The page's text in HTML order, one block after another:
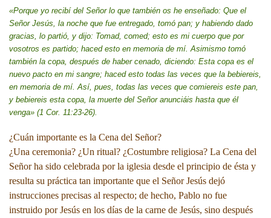
«Porque yo recibí del Señor lo que también os he enseñado: Que el
Señor Jesús, la noche que fue entregado, tomó pan; y habiendo dado
gracias, lo partió, y dijo: Tomad, comed; esto es mi cuerpo que por
vosotros es partido; haced esto en memoria de mí. Asimismo tomó
también la copa, después de haber cenado, diciendo: Esta copa es el
nuevo pacto en mi sangre; haced esto todas las veces que la bebiereis,
en memoria de mí. Así, pues, todas las veces que comiereis este pan,
y bebiereis esta copa, la muerte del Señor anunciáis hasta que él
venga» (1 Cor. 11:23-26).
¿Cuán importante es la Cena del Señor?
¿Una ceremonia? ¿Un ritual? ¿Costumbre religiosa? La Cena del
Señor ha sido celebrada por la iglesia desde el principio de ésta y
resulta su práctica tan importante que el Señor Jesús dejó
instrucciones precisas al respecto; de hecho, Pablo no fue
instruido por Jesús en los días de la carne de Jesús, sino después